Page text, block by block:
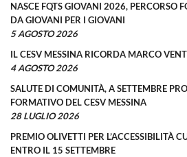
NASCE FQTS GIOVANI 2026, PERCORSO
DA GIOVANI PER I GIOVANI
5 AGOSTO 2026
IL CESV MESSINA RICORDA MARCO
4 AGOSTO 2026
SALUTE DI COMUNITÀ, A SETTEMBRE
FORMATIVO DEL CESV MESSINA
28 LUGLIO 2026
PREMIO OLIVETTI PER L’ACCESSIBILITÀ
ENTRO IL 15 SETTEMBRE